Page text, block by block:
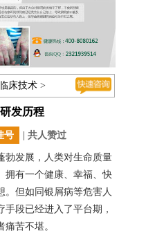
床技术 >
发历程
号 | 共人赞过
发展，人类对生命质量
拥有一个健康、幸福、快
。但如同银屑病等危害人
段已经进入了平台期，
苦不堪。